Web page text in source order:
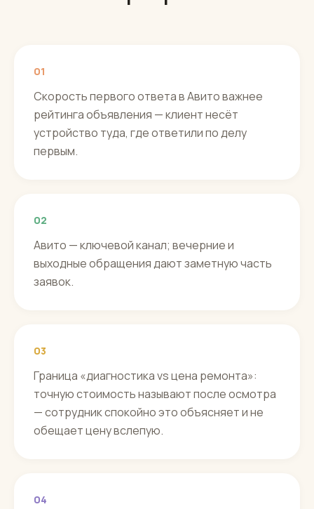
01
Скорость первого ответа в Авито важнее
рейтинга объявления — клиент несёт
устройство туда, где ответили по делу
первым.
02
Авито — ключевой канал; вечерние и
выходные обращения дают заметную часть
заявок.
03
Граница «диагностика vs цена ремонта»:
точную стоимость называют после осмотра
— сотрудник спокойно это объясняет и не
обещает цену вслепую.
04